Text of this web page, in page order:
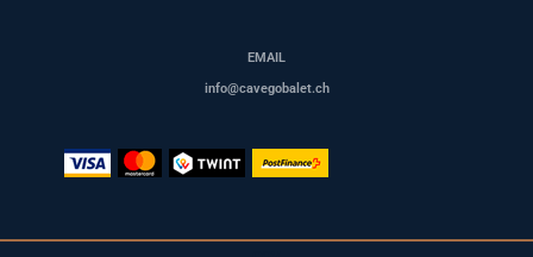
EMAIL
info@cavegobalet.ch